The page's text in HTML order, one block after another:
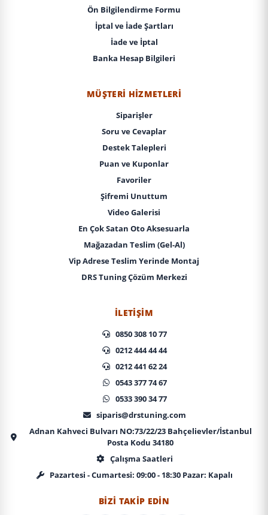
Ön Bilgilendirme Formu
İptal ve İade Şartları
İade ve İptal
Banka Hesap Bilgileri
MÜŞTERI HIZMETLERI
Siparişler
Soru ve Cevaplar
Destek Talepleri
Puan ve Kuponlar
Favoriler
Şifremi Unuttum
Video Galerisi
En Çok Satan Oto Aksesuarla
Mağazadan Teslim (Gel-Al)
Vip Adrese Teslim Yerinde Montaj
DRS Tuning Çözüm Merkezi
İLETIŞIM
0850 308 10 77
0212 444 44 44
0212 441 62 24
0543 377 74 67
0533 390 34 77
siparis@drstuning.com
Adnan Kahveci Bulvarı NO:73/22/23 Bahçelievler/İstanbul
Posta Kodu 34180
Çalışma Saatleri
Pazartesi - Cumartesi: 09:00 - 18:30 Pazar: Kapalı
BIZI TAKIP EDIN